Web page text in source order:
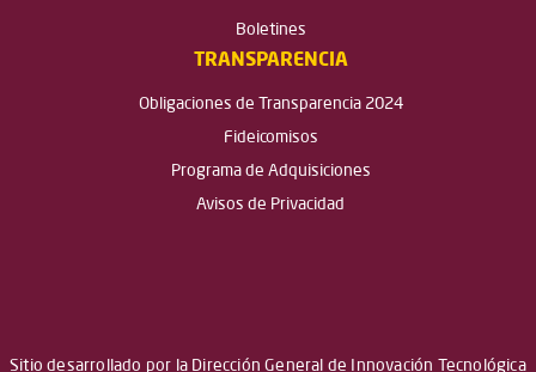
Boletines
TRANSPARENCIA
Obligaciones de Transparencia 2024
Fideicomisos
Programa de Adquisiciones
Avisos de Privacidad
Sitio desarrollado por la Dirección General de Innovación Tecnológica